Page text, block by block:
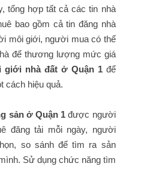
tổng hợp tất cả các tin nhà
bao gồm cả tin đăng nhà
môi giới, người mua có thể
để thương lượng mức giá
giới nhà đất ở Quận 1để
cách hiệu quả.
sản ở Quận 1 được người
đăng tải mỗi ngày, người
so sánh để tìm ra sản
Sử dụng chức năng tìm